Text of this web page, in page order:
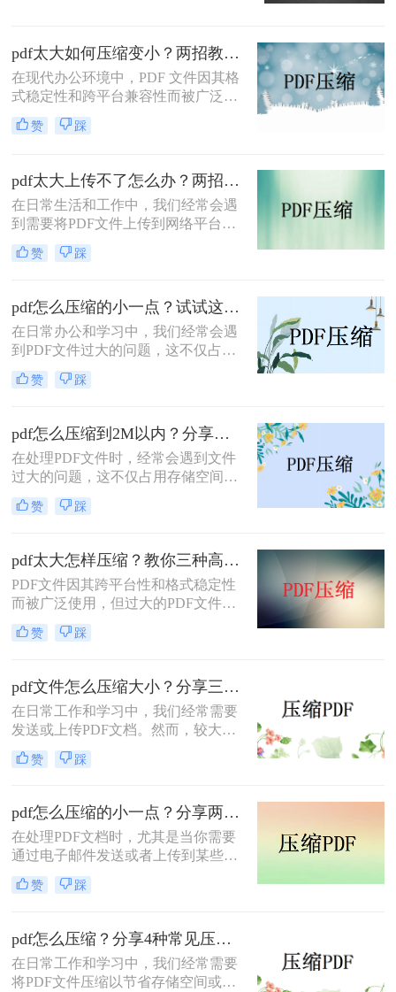
pdf太大如何压缩变小？两招教你轻松压缩！
在现代办公环境中，PDF 文件因其格
式稳定性和跨平台兼容性而被广泛使
用。然而，当这些文件变得过大时，
它们不仅占用大量存储空间，而且在
传到某些平台。因此，掌握pdf太大如
何压缩变小是十分必要的。本文将介
绍两种实用的方法来解决这个问题，
帮助您轻松完成 PDF 文件的压缩。
赞 踩
pdf太大上传不了怎么办？两招帮你解决！
在日常生活和工作中，我们经常会遇
到需要将PDF文件上传到网络平台或
发送给他人的情况。然而，有时PDF
文件过大，导致无法顺利上传或发
本文将介绍两种解决PDF文件过大无
法上传的方法，帮助你轻松应对这一
问题。
赞 踩
pdf怎么压缩的小一点？试试这三种实用压缩方法！
在日常办公和学习中，我们经常会遇
到PDF文件过大的问题，这不仅占用
了大量的存储空间，还影响了文件的
传输速度。那么pdf怎么压缩的小一点
绍三种实用的PDF压缩方法，帮助您
轻松将PDF文件压缩得更小。
赞 踩
pdf怎么压缩到2M以内？分享两种实用压缩方法！
在处理PDF文件时，经常会遇到文件
过大的问题，这不仅占用存储空间，
还影响文件的传输速度。为了满足特
定需求，将PDF文件压缩到2M以内变
以内呢？本文将介绍两种常用的PDF
压缩方法。
赞 踩
pdf太大怎样压缩？教你三种高效方法！
PDF文件因其跨平台性和格式稳定性
而被广泛使用，但过大的PDF文件不
仅占用存储空间，还会影响传输速度
和加载速度。为了解决pdf太大怎样压
件的方法。
赞 踩
pdf文件怎么压缩大小？分享三种实用压缩方法！
在日常工作和学习中，我们经常需要
发送或上传PDF文档。然而，较大的
文件可能会导致传输缓慢或者无法满
足上传限制。那么pdf文件怎么压缩大
缩方法，帮助你轻松减小文件大小。
赞 踩
pdf怎么压缩的小一点？分享两种实用压缩方法！
在处理PDF文档时，尤其是当你需要
通过电子邮件发送或者上传到某些对
文件大小有限制的平台时，压缩PDF
文件变得尤为重要。那么pdf怎么压缩
PDF压缩方法。
赞 踩
pdf怎么压缩？分享4种常见压缩方法！
在日常工作和学习中，我们经常需要
将PDF文件压缩以节省存储空间或加